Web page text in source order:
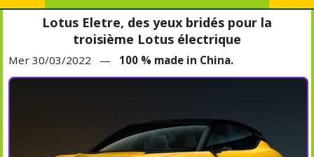
Lotus Eletre, des yeux bridés pour la
troisième Lotus électrique
Mer 30/03/2022 — 100 % made in China.